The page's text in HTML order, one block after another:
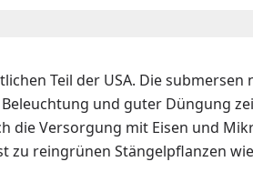
Teil der USA. Die
und guter Düngung
die Versorgung mit Eisen und
reingrünen Stängelpflanzen